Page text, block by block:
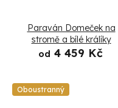
Paraván Domeček na
stromě a bílé králíky
od 4 459 Kč
Oboustranný